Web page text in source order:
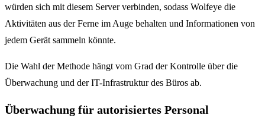
würden sich mit diesem Server verbinden, sodass Wolfeye die
Aktivitäten aus der Ferne im Auge behalten und Informationen von
jedem Gerät sammeln könnte.
Die Wahl der Methode hängt vom Grad der Kontrolle über die
Überwachung und der IT-Infrastruktur des Büros ab.
Überwachung für autorisiertes Personal